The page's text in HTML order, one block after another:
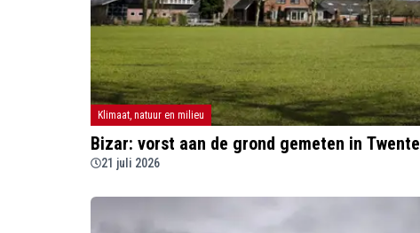
Klimaat, natuur en milieu
Bizar: vorst aan de grond gemeten in Twente
21 juli 2026